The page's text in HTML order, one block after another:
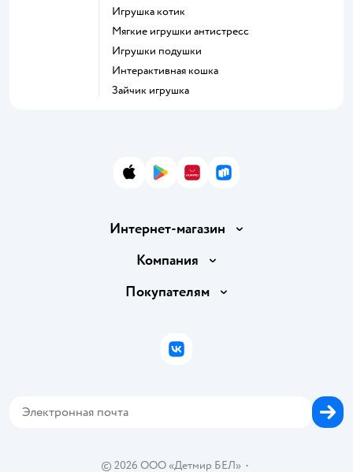
Игрушка котик
Мягкие игрушки антистресс
Игрушки подушки
Интерактивная кошка
Зайчик игрушка
App StoreGoogle Play
AppGallery
RuStore
Интернет-магазин
Доставка и оплата
Правила продажи
Политика использования файлов cookie
Компания
Вакансии
Покупателям
Бонусные карты
© 2026 ООО «Детмир БЕЛ»•
ВКонтакте